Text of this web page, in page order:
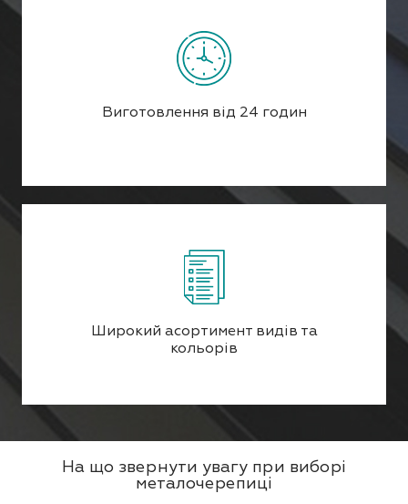
Виготовлення від 24 годин
Широкий асортимент видів та
кольорів
На що звернути увагу при виборі
металочерепиці